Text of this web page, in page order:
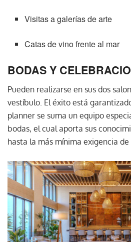
Visitas a galerías de arte
Catas de vino frente al mar
BODAS Y
Pueden realizarse en sus dos
vestíbulo. El éxito está
planner se suma un equipo
bodas, el cual aporta sus
hasta la más mínima exigencia